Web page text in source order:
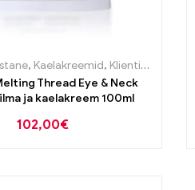
, Kaelakreemid, Klientide lemmik
Thread Eye & Neck
ja kaelakreem 100ml
102,00€